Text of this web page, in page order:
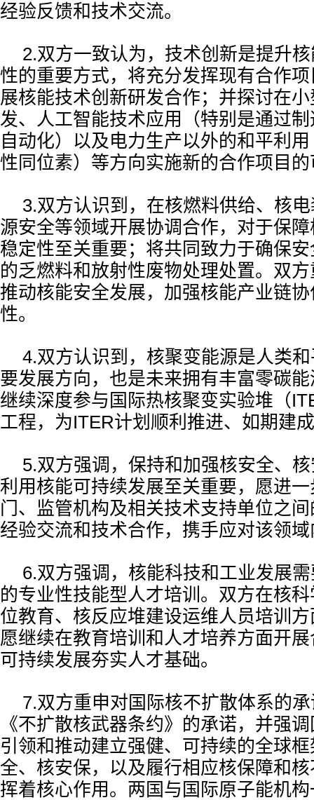
经验反馈和技术交流。
2.双方一致认为，技术创新是提升
性的重要方式，将充分发挥现有合作
展核能技术创新研发合作；并探讨在
发、人工智能技术应用（特别是通过
自动化）以及电力生产以外的和平利
性同位素）等方向实施新的合作项目
3.双方认识到，在核燃料供给、核
源安全等领域开展协调合作，对于保
稳定性至关重要；将共同致力于确保
的乏燃料和放射性废物处理处置。双
推动核能安全发展，加强核能产业链
性。
4.双方认识到，核聚变能源是人类
要发展方向，也是未来拥有丰富零碳
继续深度参与国际热核聚变实验堆（
工程，为ITER计划顺利推进、如期建
5.双方强调，保持和加强核安全、
利用核能可持续发展至关重要，愿进
门、监管机构及相关技术支持单位之
经验交流和技术合作，携手应对该领
6.双方强调，核能科技和工业发展
的专业性技能型人才培训。双方在核
位教育、核反应堆建设运维人员培训
愿继续在教育培训和人才培养方面开
可持续发展夯实人才基础。
7.双方重申对国际核不扩散体系的
《不扩散核武器条约》的承诺，并强
引领和推动建立强健、可持续的全球
全、核安保，以及履行相应核保障和
挥着核心作用。两国与国际原子能机